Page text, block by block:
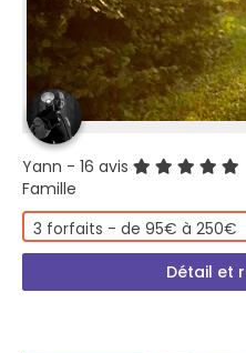
Yann - 16 avis
Famille
3 forfaits - de 95€ à 250€
Détail et